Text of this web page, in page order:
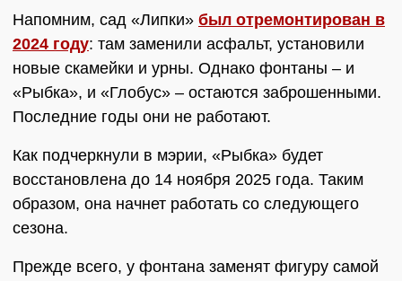
Напомним, сад «Липки» был отремонтирован в
2024 году: там заменили асфальт, установили
новые скамейки и урны. Однако фонтаны – и
«Рыбка», и «Глобус» – остаются заброшенными.
Последние годы они не работают.
Как подчеркнули в мэрии, «Рыбка» будет
восстановлена до 14 ноября 2025 года. Таким
образом, она начнет работать со следующего
сезона.
Прежде всего, у фонтана заменят фигуру самой